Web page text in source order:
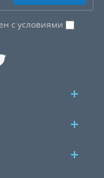
с условиями